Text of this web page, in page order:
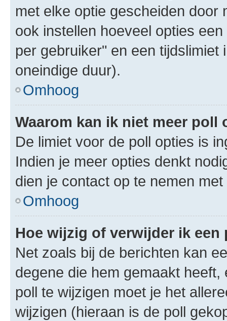
met elke optie gescheiden door
ook instellen hoeveel opties
per gebruiker" en een
oneindige duur).
Omhoog
Waarom kan ik niet meer poll
De limiet voor de poll opties is
Indien je meer opties denkt
dien je contact op te nemen
Omhoog
Hoe wijzig of verwijder ik een
Net zoals bij de berichten kan
degene die hem gemaakt
poll te wijzigen moet je het
wijzigen (hieraan is de poll